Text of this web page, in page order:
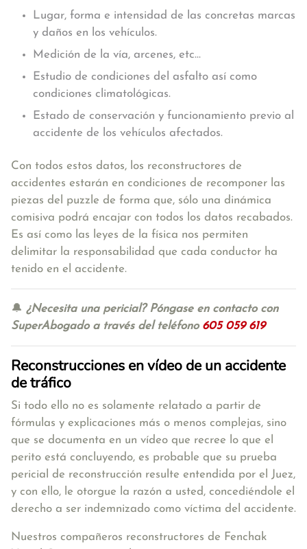
Lugar, forma e intensidad de las concretas marcas
y daños en los vehículos.
Medición de la vía, arcenes, etc…
Estudio de condiciones del asfalto así como
condiciones climatológicas.
Estado de conservación y funcionamiento previo al
accidente de los vehículos afectados.
Con todos estos datos, los reconstructores de
accidentes estarán en condiciones de recomponer las
piezas del puzzle de forma que, sólo una dinámica
comisiva podrá encajar con todos los datos recabados.
Es así como las leyes de la física nos permiten
delimitar la responsabilidad que cada conductor ha
tenido en el accidente.
🔔 ¿Necesita una pericial? Póngase en contacto con
SuperAbogado a través del teléfono 605 059 619
Reconstrucciones en vídeo de un accidente
de tráfico
Si todo ello no es solamente relatado a partir de
fórmulas y explicaciones más o menos complejas, sino
que se documenta en un vídeo que recree lo que el
perito está concluyendo, es probable que su prueba
pericial de reconstrucción resulte entendida por el Juez,
y con ello, le otorgue la razón a usted, concediéndole el
derecho a ser indemnizado como víctima del accidente.
Nuestros compañeros reconstructores de Fenchak